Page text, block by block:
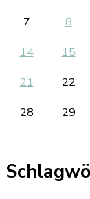
7
8
14
15
21
22
28
29